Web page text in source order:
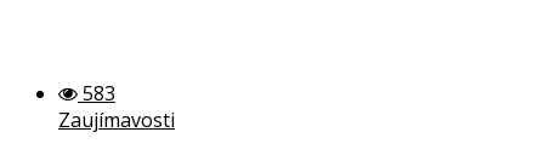
583
Zaujímavosti